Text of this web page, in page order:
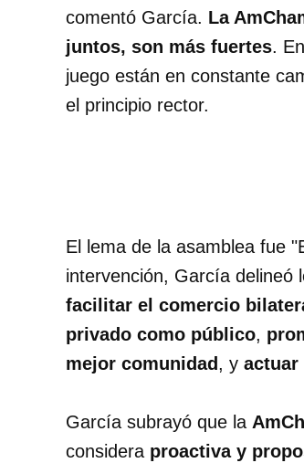
comentó García. La
juntos, son más fuertes.
juego están en constante
el principio rector.
El lema de la asamblea fue
intervención, García delineó
facilitar el comercio
privado como público,
mejor comunidad , y actuar
García subrayó que la
considera proactiva y